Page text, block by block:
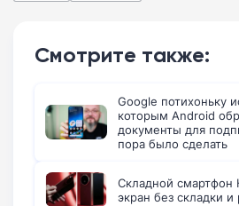
Смотрите также:
Google потихоньку
которым Android
документы для
пора было сделать
Складной смартфон
экран без складки